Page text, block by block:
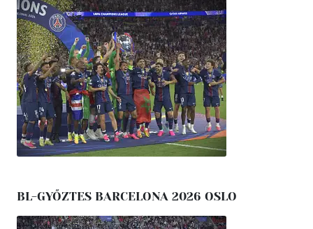
BL-GYŐZTES BARCELONA 2026 OSLO